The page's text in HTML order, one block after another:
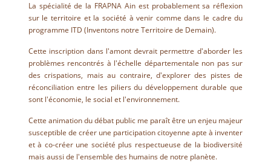
La spécialité de la FRAPNA Ain est probablement sa réflexion
sur le territoire et la société à venir comme dans le cadre du
programme ITD (Inventons notre Territoire de Demain).
Cette inscription dans l'amont devrait permettre d'aborder les
problèmes rencontrés à l'échelle départementale non pas sur
des crispations, mais au contraire, d'explorer des pistes de
réconciliation entre les piliers du développement durable que
sont l'économie, le social et l'environnement.
Cette animation du débat public me paraît être un enjeu majeur
susceptible de créer une participation citoyenne apte à inventer
et à co-créer une société plus respectueuse de la biodiversité
mais aussi de l'ensemble des humains de notre planète.